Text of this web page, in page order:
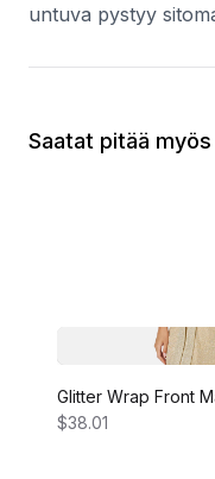
untuva pystyy
Saatat pitää
Glitter Wrap Front
$38.01